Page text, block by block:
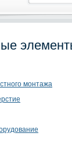
монтажа